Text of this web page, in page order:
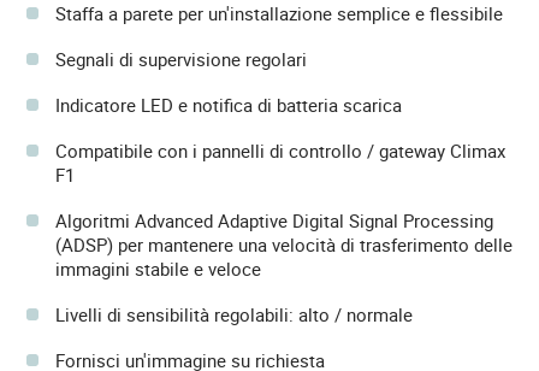
Staffa a parete per un'installazione semplice e flessibile
Segnali di supervisione regolari
Indicatore LED e notifica di batteria scarica
Compatibile con i pannelli di controllo / gateway Climax
F1
Algoritmi Advanced Adaptive Digital Signal Processing
(ADSP) per mantenere una velocità di trasferimento delle
immagini stabile e veloce
Livelli di sensibilità regolabili: alto / normale
Fornisci un'immagine su richiesta